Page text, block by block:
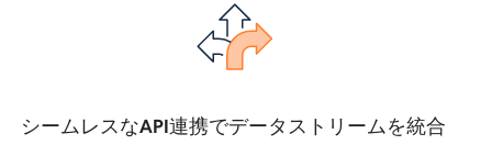
シームレスなAPI連携でデータストリームを統合